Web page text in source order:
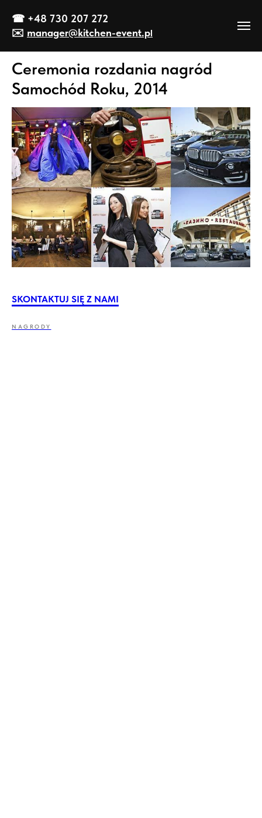
☎ +48 730 207 272
✉️ manager@kitchen-event.pl
Ceremonia rozdania nagród
Samochód Roku, 2014
SKONTAKTUJ SIĘ Z NAMI
NAGRODY